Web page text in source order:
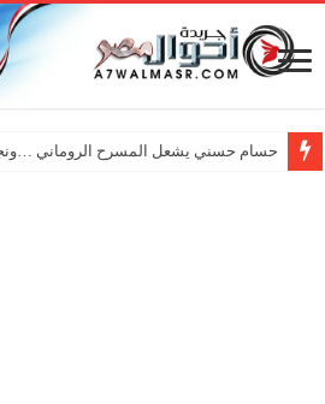
حسام حسني يشعل المسرح الروماني